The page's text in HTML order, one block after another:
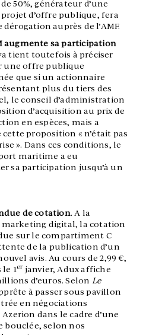
50%, générateur d’une
d’offre publique, fera
auprès de l’AMF.
augmente sa participation
tient toutefois à préciser
une offre publique
que si un actionnaire
plus du tiers des
le conseil d’administration
d’acquisition au prix de
en espèces, mais a
proposition « n’était pas
». Dans ces conditions, le
maritime a eu
sa participation jusqu’à un
de cotation. A la
digital, la cotation
sur le compartiment C
de la publication d’un
avis. Au cours de 2,99 €,
le 1er janvier, Adux affiche
d’euros. Selon Le
à passer sous pavillon
en négociations
dans le cadre d’une
bouclée, selon nos